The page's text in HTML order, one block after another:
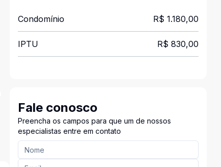
Condomínio R$ 1.180,00
IPTU R$ 830,00
Fale conosco
Preencha os campos para que um de nossos
especialistas entre em contato